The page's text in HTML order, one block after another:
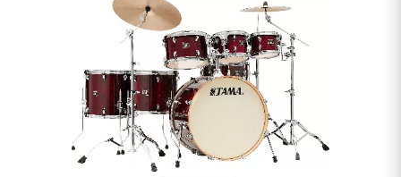
Klaviere & Piano
Synths & samplers
Studio
Kopfhörer